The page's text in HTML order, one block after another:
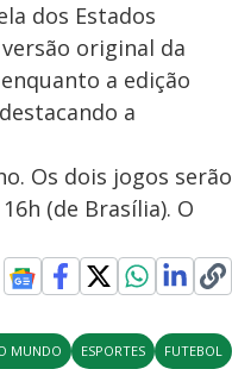
dos Estados
original da
a edição
a
Os dois jogos serão
(de Brasília). O
MUNDO ESPORTES FUTEBOL